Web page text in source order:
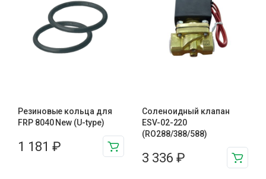
Резиновые кольца для
FRP 8040 New (U-type)
1 181 ₽
Соленоидный клапан
ESV-02-220
(RO288/388/588)
3 336 ₽